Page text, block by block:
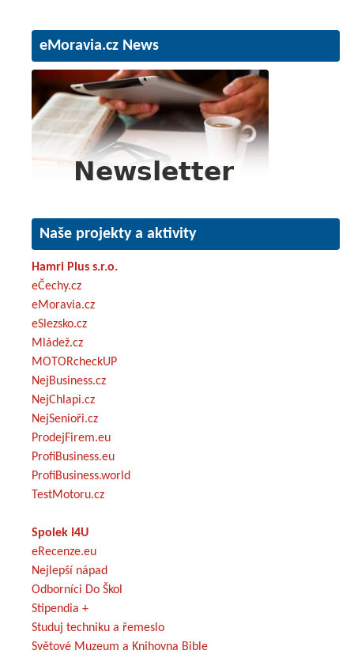
eMoravia.cz News
Naše projekty a aktivity
Hamri Plus s.r.o.
eČechy.cz
eMoravia.cz
eSlezsko.cz
Mládež.cz
MOTORcheckUP
NejBusiness.cz
NejChlapi.cz
NejSenioři.cz
ProdejFirem.eu
ProfiBusiness.eu
ProfiBusiness.world
TestMotoru.cz
Spolek I4U
eRecenze.eu
Nejlepší nápad
Odborníci Do Škol
Stipendia +
Studuj techniku a řemeslo
Světové Muzeum a Knihovna Bible